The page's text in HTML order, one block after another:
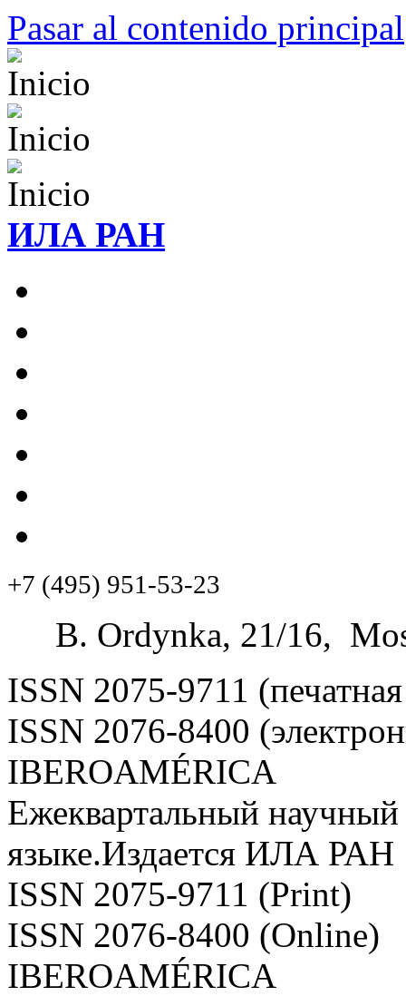
Pasar al contenido principal
ИЛА РАН
+7 (495) 951-53-23
B. Ordynka, 21/16,
ISSN 2075-9711
ISSN 2076-8400
IBEROAMÉRICA
Ежеквартальный
языке.Издается ИЛА РАН
ISSN 2075-9711 (Print)
ISSN 2076-8400 (Online)
IBEROAMÉRICA